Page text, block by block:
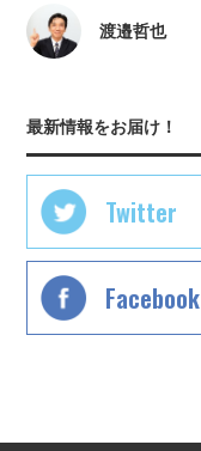
渡邉哲也
最新情報をお届け！
Twitter
Facebook